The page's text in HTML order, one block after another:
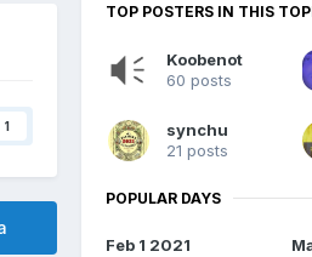
1
TOP POSTERS IN THIS
Koobenot
60 posts
synchu
21 posts
POPULAR DAYS
Feb 1 2021